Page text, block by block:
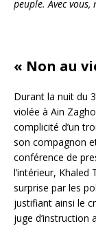
peuple. Avec
« Non au
Durant la nuit du
violée à Ain
complicité d’un
son compagnon
conférence de
l’intérieur,
surprise par les
justifiant ainsi le
juge d’instruction